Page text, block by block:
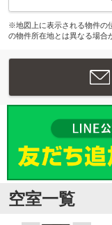
※地図上に表示される物件の
の物件所在地とは異なる場合
空室一覧